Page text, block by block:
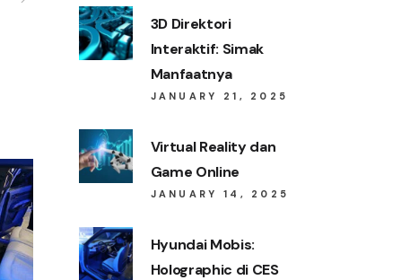
3D Direktori
Interaktif: Simak
Manfaatnya
JANUARY 21, 2025
Virtual Reality dan
Game Online
JANUARY 14, 2025
Hyundai Mobis:
Holographic di CES